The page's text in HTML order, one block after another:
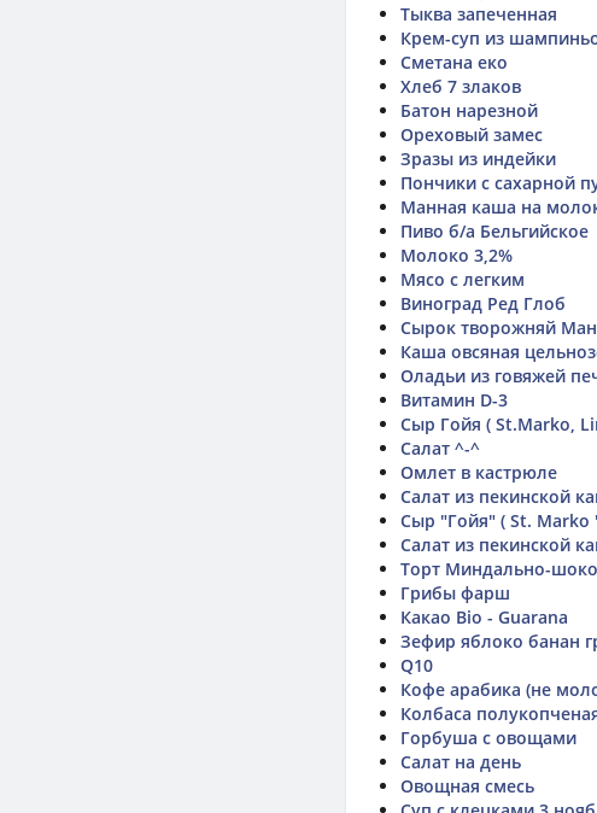
Тыква запеченная
Крем-суп из
Сметана еко
Хлеб 7 злаков
Батон нарезной
Ореховый замес
Зразы из индейки
Пончики с сахарной
Манная каша на
Пиво б/а Бельгийское
Молоко 3,2%
Мясо с легким
Виноград Ред Глоб
Сырок творожняй
Каша овсяная
Оладьи из говяжей
Витамин D-3
Сыр Гойя ( St.Marko,
Салат ^-^
Омлет в кастрюле
Салат из пекинской
Сыр "Гойя" ( St. Marko
Салат из пекинской
Торт Миндально-
Грибы фарш
Какао Bio - Guarana
Зефир яблоко банан
Q10
Кофе арабика (не
Колбаса
Горбуша с овощами
Салат на день
Овощная смесь